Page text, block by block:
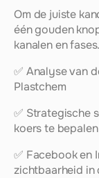
Om de juiste
één gouden
kanalen en fases.
✅ Analyse van
Plastchem
✅ Strategische
koers te bepalen
✅ Facebook en
zichtbaarheid in